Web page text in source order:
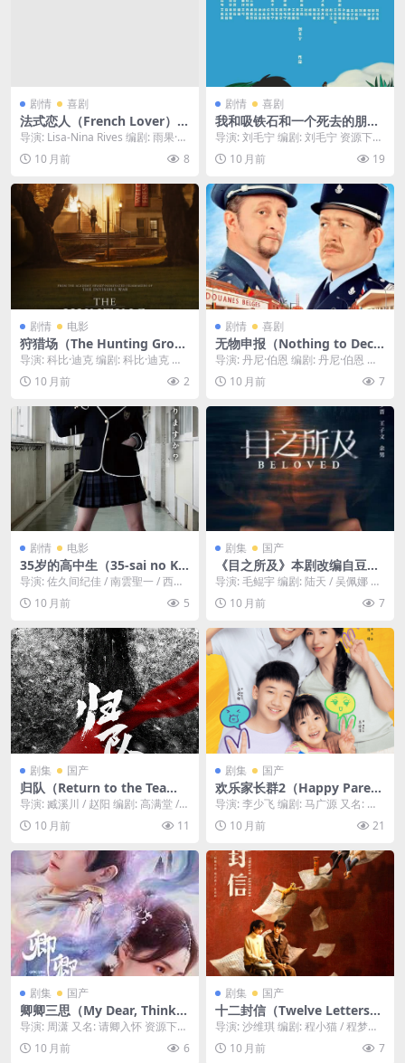
US
剧情 喜剧
法式恋人（French Lover）-2
025-爱情-免费下载 🇫🇷一个对
爱情失去信心的美国女孩，在
巴黎遇到了一位浪漫不羁的“法
重新学会如何去爱与被爱🇫🇷｜
FR
导演: Lisa-Nina Rives 编剧: 雨果·热
兰 / Lisa-Nin...
10 月前 8
剧情 喜剧
我和吸铁石和一个死去的朋友
（Me, a Magnet, and a Dea
d Friend）-2019-剧情/喜剧-
免费下载 🧲一部古怪又充满
友，决定带着他们意外去世的
朋友的“一部分”（一块吸铁
石），共同踏上一场纪念逝者
的“遗愿”之旅🧲｜ US
导演: 刘毛宁 编剧: 刘毛宁 资源下
载：我和吸铁石和一个死去的朋友
下载阿里云盘...
10 月前 19
剧情 电影
狩猎场（The Hunting Grou
nd）-2015-纪录片-免费下载
侵”问题的纪录片，通过大量受
了那些为了声誉与利益，而选
择包庇罪犯、压制真相的“精
英”大学🎓｜ US
导演: 科比·迪克 编剧: 科比·迪克 资
源下载：狩猎场下载阿里云盘,百度
云盘,...10 月前 2
剧情 喜剧
无物申报（Nothing to Decla
re）-2010-喜剧-免费下载 🇧🇪
将开放边境的前夕，一个思想
与他最讨厌的法国邻居，组成
了史上第一支“法比联合海关巡
逻队”，结果闹出了无数笑话
🇧🇪｜ FR
导演: 丹尼·伯恩 编剧: 丹尼·伯恩 又
名: 无需申报 / Nothing t...
10 月前 7
剧情 电影
35岁的高中生（35-sai no Ko
ukousei）-2013-剧情/校园-
免费下载 🏫米仓凉子主演，
一个35岁的“神秘”女人，突然
所充满校园霸凌、等级森严的
“问题”高中，用成年人的方
式，整顿校园歪风！🏫｜ JP
导演: 佐久间纪佳 / 南雲聖一 / 西野
真貴 编剧: 山浦雅大 / 高橋悠也 ...
10 月前 5
剧集 国产
《目之所及》本剧改编自豆瓣
阅读连载小说《盲目》，作者
慕遥而寻。世纪之交.(2025)
导演: 毛鲲宇 编剧: 陆天 / 吴佩娜 又
名: 盲目 资源下载：目之所及下载
阿...10 月前 7
剧集 国产
归队（Return to the Tea
m）-2025-剧情-免费下载 🏅
以东北抗联十四年艰苦抗战历
程为背景，讲述了一支抗联小
导演: 臧溪川 / 赵阳 编剧: 高满堂 /
李立 / 汝盛 / 李洲 资源下载...
10 月前 11
剧集 国产
欢乐家长群2（Happy Parent
s Group 2）-2025-喜剧/家
庭-免费下载 👨‍👩‍👧‍👦续作回归！随
着孩子们升入新的年级，家长
部真实又扎心的家庭喜剧，让
你在爆笑中看见自己的影子👨‍👩‍👧‍👦
｜ CN
导演: 李少飞 编剧: 马广源 又名: 欢
乐家长群 第二季 资源下载：欢乐家
长群...10 月前 21
剧集 国产
卿卿三思（My Dear, Think T
wice）-2025-喜剧/爱情-免费
女主，意外获得了能“预见”自
导演: 周潇 又名: 请卿入怀 资源下
载：卿卿三思阿里云盘,百度云盘,夸
克下载,...
10 月前 6
剧集 国产
十二封信（Twelve Letters）
-2025-剧情-免费下载 💌一个
下了“十二封信”，每一封信，
导演: 沙维琪 编剧: 程小猫 / 程梦琰 /
沈思吉 资源下载：十二封信下载
阿...10 月前 7